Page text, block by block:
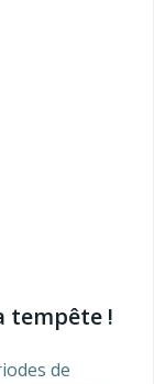
tempête !
de